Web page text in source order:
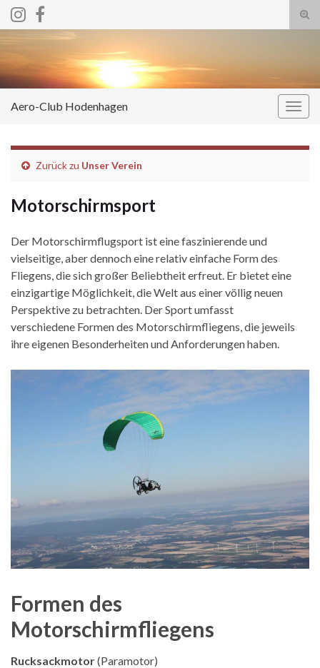
Search for:
Aero-Club Hodenhagen
Zurück zu Unser Verein
Motorschirmsport
Der Motorschirmflugsport ist eine faszinierende und
vielseitige, aber dennoch eine relativ einfache Form des
Fliegens, die sich großer Beliebtheit erfreut. Er bietet eine
einzigartige Möglichkeit, die Welt aus einer völlig neuen
Perspektive zu betrachten. Der Sport umfasst
verschiedene Formen des Motorschirmfliegens, die jeweils
ihre eigenen Besonderheiten und Anforderungen haben.
Formen des
Motorschirmfliegens
Rucksackmotor(Paramotor)